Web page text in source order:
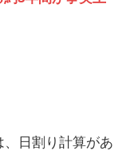
日割り計算があ